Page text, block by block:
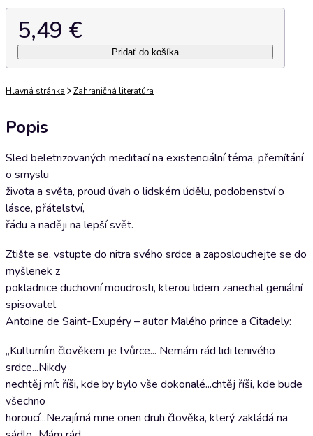
5,49 €
Pridať do košíka
Hlavná stránka Zahraničná literatúra
Popis
Sled beletrizovaných meditací na existenciální téma, přemítání
o smyslu
života a světa, proud úvah o lidském údělu, podobenství o
lásce, přátelství,
řádu a naději na lepší svět.
Ztište se, vstupte do nitra svého srdce a zaposlouchejte se do
myšlenek z
pokladnice duchovní moudrosti, kterou lidem zanechal geniální
spisovatel
Antoine de Saint-Exupéry – autor Malého prince a Citadely:
„Kulturním člověkem je tvůrce... Nemám rád lidi lenivého
srdce...Nikdy
nechtěj mít říši, kde by bylo vše dokonalé...chtěj říši, kde bude
všechno
horoucí...Nezajímá mne onen druh člověka, který zakládá na